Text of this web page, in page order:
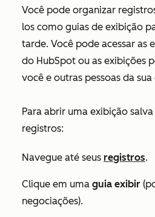
Você pode organizar
los como guias de exibição
tarde. Você pode acessar as
do HubSpot ou as exibições
você e outras pessoas da
Para abrir uma exibição
registros:
Navegue até seus registros.
Clique em uma guia exibir
negociações).